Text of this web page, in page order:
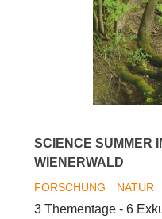
Wort
und
Bild
SCIENCE SUMMER
WIENERWALD
FORSCHUNG NATUR
3 Thementage - 6